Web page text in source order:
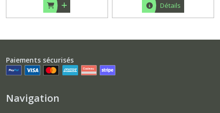
Détails
Paiements sécurisés
Navigation